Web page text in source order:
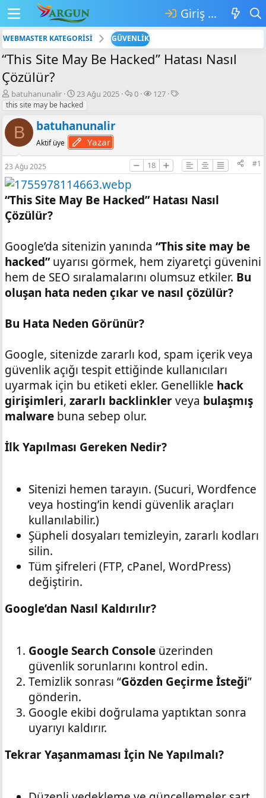
Giriş yap
WEBMASTER KATEGORİSİ GÜVENLİK
“This Site May Be Hacked” Hatası Nasıl
Çözülür?
K
o
n
b
u
y
u
b
a
ş
l
a
t
n
batuhanunalir
B
a
ş
l
a
n
g
ç
t
a
r
i
23 Ağu 2025
💬
l
a
0
👁️‍🗨️
t
ü
m
127
E
l
this site may be hacked
B batuhanunalir
Aktif üye Yazar
23 Ağu 2025 ➖ 18 ➕ #1
“This Site May Be Hacked” Hatası Nasıl
Çözülür?
Google’da sitenizin yanında “This site may be
hacked”uyarısı görmek, hem ziyaretçi güvenini
hem de SEO sıralamalarını olumsuz etkiler. Bu
oluşan hata neden çıkar ve nasıl çözülür?
Bu Hata Neden Görünür?
Google, sitenizde zararlı kod, spam içerik veya
güvenlik açığı tespit ettiğinde kullanıcıları
uyarmak için bu etiketi ekler. Genellikle hack
girişimleri, zararlı backlinklerveya bulaşmış
malware buna sebep olur.
İlk Yapılması Gereken Nedir?
Sitenizi hemen tarayın. (Sucuri, Wordfence
veya hosting’in kendi güvenlik araçları
kullanılabilir.)
Şüpheli dosyaları temizleyin, zararlı kodları
silin.
Tüm şifreleri (FTP, cPanel, WordPress)
değiştirin.
Google’dan Nasıl Kaldırılır?
Google Search Console üzerinden
güvenlik sorunlarını kontrol edin.
Temizlik sonrası “Gözden Geçirme İsteği”
gönderin.
Google ekibi doğrulama yaptıktan sonra
uyarıyı kaldırır.
Tekrar Yaşanmaması İçin Ne Yapılmalı?